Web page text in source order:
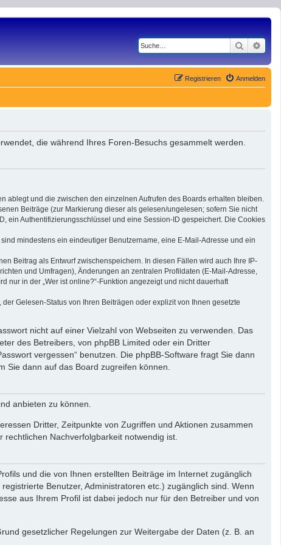
Suche
Anmelden
Registrieren
die während Ihres Foren-Besuchs gesammelt werden.
ablegt und die zwischen den einzelnen Aufrufen des Boards erhalten bleiben.
Beiträge (zur Markierung dieser als gelesen/ungelesen; sofern Sie nicht
ein Authentifizierungsschlüssel und eine Session-ID gespeichert. Die Cookies
mindestens ein eindeutiger Benutzername, eine E-Mail-Adresse und ein
Beitrag als Entwurf zwischenspeichern. In diesen Fällen wird auch Ihre IP-
und Umfragen), Änderungen an zentralen Profildaten (E-Mail-Adresse,
nur in der „Wer ist online?“-Funktion angezeigt und nicht dauerhaft
Gelesen-Status von Ihren Beiträgen oder explizit von Ihnen gesetzte
nicht auf einer Vielzahl von Webseiten zu verwenden. Das
des Betreibers, von phpBB Limited oder ein Dritter
vergessen“ benutzen. Die phpBB-Software fragt Sie dann
Sie dann auf das Board zugreifen können.
anbieten zu können.
Dritter, Zeitpunkte von Zugriffen und Aktionen zusammen
Nachverfolgbarkeit notwendig ist.
und die von Ihnen erstellten Beiträge im Internet zugänglich
Benutzer, Administratoren etc.) zugänglich sind. Wenn
aus Ihrem Profil ist dabei jedoch nur für den Betreiber und von
gesetzlicher Regelungen zur Weitergabe der Daten (z. B. an